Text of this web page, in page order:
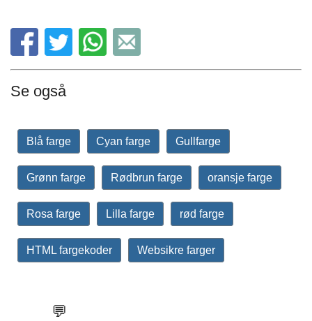
Se også
Blå farge Cyan farge Gullfarge
Grønn farge Rødbrun farge oransje farge
Rosa farge Lilla farge rød farge
HTML fargekoder Websikre farger
💬